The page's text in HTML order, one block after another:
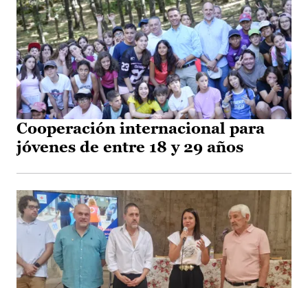
Cooperación internacional para
jóvenes de entre 18 y 29 años